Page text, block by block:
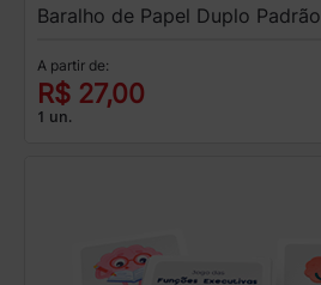
Baralho de Papel Duplo Padrão
A partir de:
R$ 27,00
1 un.